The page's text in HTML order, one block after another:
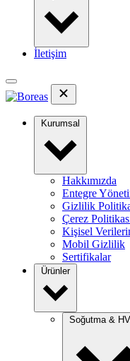
İletişim
Kurumsal
Hakkımızda
Entegre
Gizlilik
Çerez
Kişisel
Mobil Gizlilik
Sertifikalar
Ürünler
Soğutma &